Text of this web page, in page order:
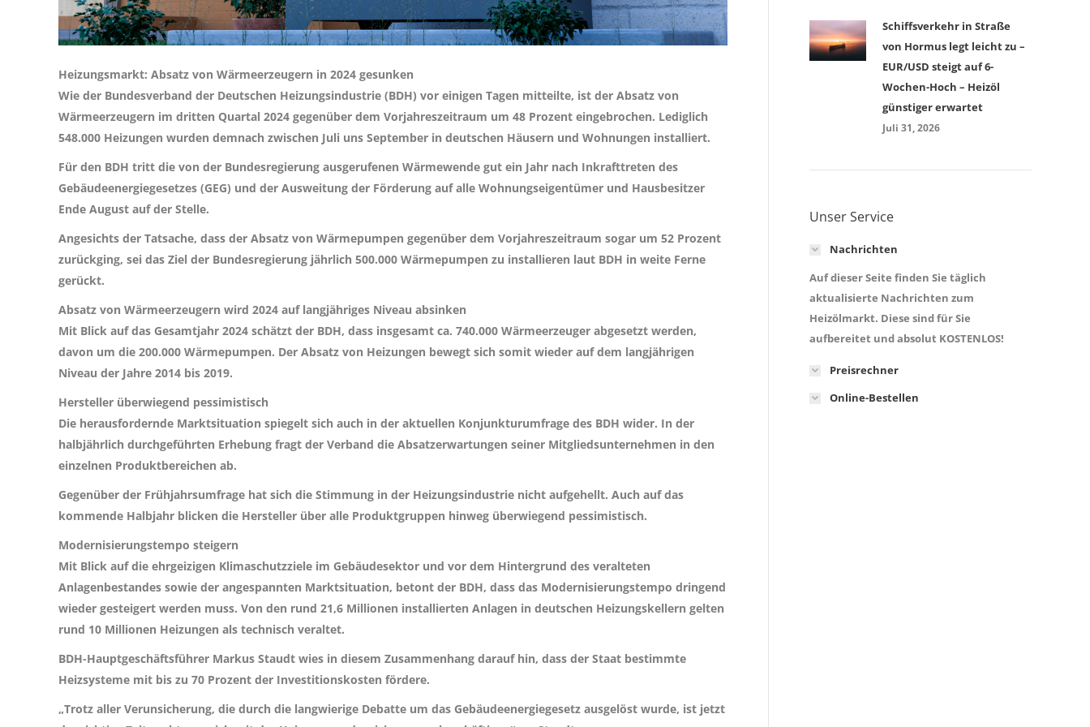
Heizungsmarkt: Absatz von Wärmeerzeugern in 2024 gesunken
Wie der Bundesverband der Deutschen Heizungsindustrie (BDH) vor einigen Tagen mitteilte, ist der Absatz von
Wärmeerzeugern im dritten Quartal 2024 gegenüber dem Vorjahreszeitraum um 48 Prozent eingebrochen. Lediglich
548.000 Heizungen wurden demnach zwischen Juli uns September in deutschen Häusern und Wohnungen installiert.
Für den BDH tritt die von der Bundesregierung ausgerufenen Wärmewende gut ein Jahr nach Inkrafttreten des
Gebäudeenergiegesetzes (GEG) und der Ausweitung der Förderung auf alle Wohnungseigentümer und Hausbesitzer
Ende August auf der Stelle.
Angesichts der Tatsache, dass der Absatz von Wärmepumpen gegenüber dem Vorjahreszeitraum sogar um 52 Prozent
zurückging, sei das Ziel der Bundesregierung jährlich 500.000 Wärmepumpen zu installieren laut BDH in weite Ferne
gerückt.
Absatz von Wärmeerzeugern wird 2024 auf langjähriges Niveau absinken
Mit Blick auf das Gesamtjahr 2024 schätzt der BDH, dass insgesamt ca. 740.000 Wärmeerzeuger abgesetzt werden,
davon um die 200.000 Wärmepumpen. Der Absatz von Heizungen bewegt sich somit wieder auf dem langjährigen
Niveau der Jahre 2014 bis 2019.
Hersteller überwiegend pessimistisch
Die herausfordernde Marktsituation spiegelt sich auch in der aktuellen Konjunkturumfrage des BDH wider. In der
halbjährlich durchgeführten Erhebung fragt der Verband die Absatzerwartungen seiner Mitgliedsunternehmen in den
einzelnen Produktbereichen ab.
Gegenüber der Frühjahrsumfrage hat sich die Stimmung in der Heizungsindustrie nicht aufgehellt. Auch auf das
kommende Halbjahr blicken die Hersteller über alle Produktgruppen hinweg überwiegend pessimistisch.
Modernisierungstempo steigern
Mit Blick auf die ehrgeizigen Klimaschutzziele im Gebäudesektor und vor dem Hintergrund des veralteten
Anlagenbestandes sowie der angespannten Marktsituation, betont der BDH, dass das Modernisierungstempo dringend
wieder gesteigert werden muss. Von den rund 21,6 Millionen installierten Anlagen in deutschen Heizungskellern gelten
rund 10 Millionen Heizungen als technisch veraltet.
BDH-Hauptgeschäftsführer Markus Staudt wies in diesem Zusammenhang darauf hin, dass der Staat bestimmte
Heizsysteme mit bis zu 70 Prozent der Investitionskosten fördere.
„Trotz aller Verunsicherung, die durch die langwierige Debatte um das Gebäudeenergiegesetz ausgelöst wurde, ist jetzt
Schiffsverkehr in Straße
von Hormus legt leicht zu –
EUR/USD steigt auf 6-
Wochen-Hoch – Heizöl
günstiger erwartet
Juli 31, 2026
Unser Service
Nachrichten
Auf dieser Seite finden Sie täglich
aktualisierte Nachrichten zum
Heizölmarkt. Diese sind für Sie
aufbereitet und absolut KOSTENLOS!
Preisrechner
Online-Bestellen